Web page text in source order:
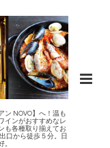
ン NOVO】へ！温も
インがおすすめなレ
も各種取り揃えてお
口から徒歩５分。日
。